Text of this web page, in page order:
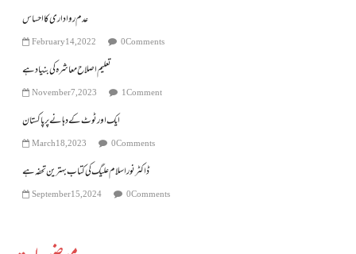
عدم رواداری کا احساس
February 14, 2022 0 Comments
تعلیم اصلاح معاشرہ کی بنیاد ہے
November 7, 2023 1 Comment
ایک اور ٹوٹ کے دہانے پر پاکستان
March 18, 2023 0 Comments
ڈاکٹر نور اسلام علیگ کی کتاب بہترین تحفہ ہے
September 15, 2024 0 Comments